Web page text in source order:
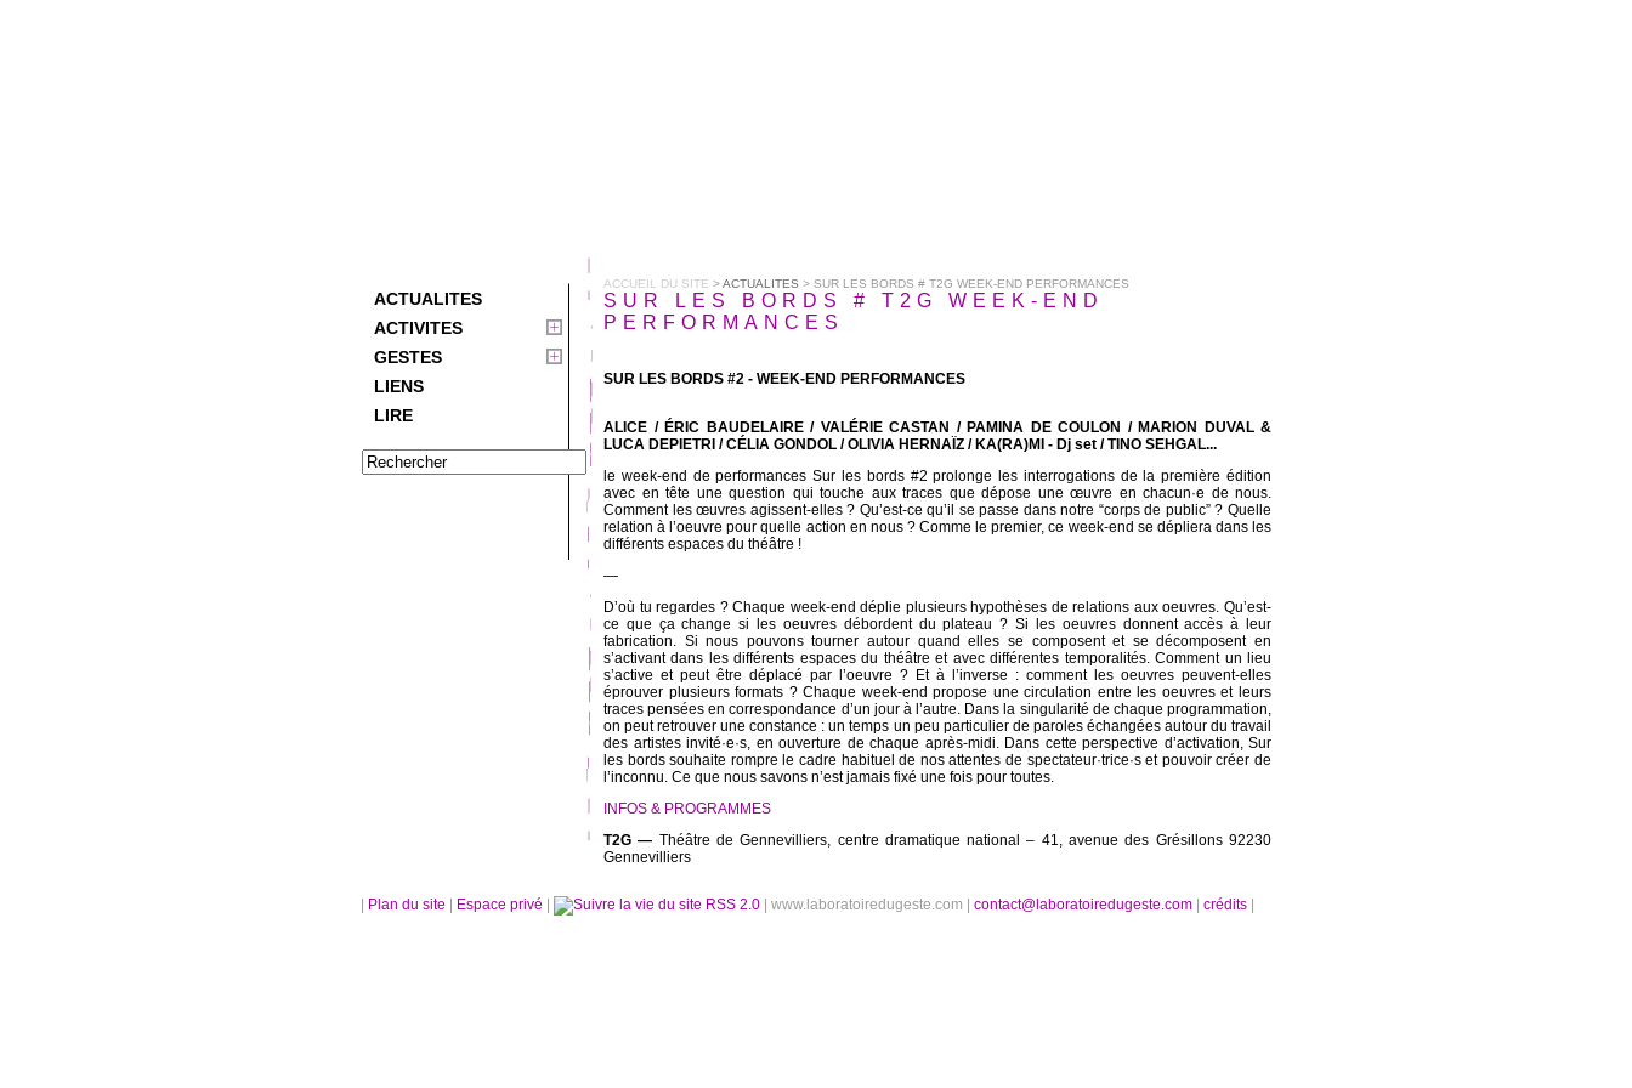
ACTUALITES
ACTIVITES
GESTES
LIENS
LIRE
ACCUEIL DU SITE >ACTUALITES > SUR LES BORDS # T2G WEEK-END PERFORMANCES
SUR LES BORDS # T2G WEEK-END
PERFORMANCES
SUR LES BORDS #2 - WEEK-END PERFORMANCES
ALICE / ÉRIC BAUDELAIRE / VALÉRIE CASTAN / PAMINA DE COULON / MARION DUVAL &
LUCA DEPIETRI / CÉLIA GONDOL / OLIVIA HERNAÏZ / KA(RA)MI - Dj set / TINO SEHGAL...
le week-end de performances Sur les bords #2 prolonge les interrogations de la première édition
avec en tête une question qui touche aux traces que dépose une œuvre en chacun·e de nous.
Comment les œuvres agissent-elles ? Qu’est-ce qu’il se passe dans notre “corps de public” ? Quelle
relation à l’oeuvre pour quelle action en nous ? Comme le premier, ce week-end se dépliera dans les
différents espaces du théâtre !
—
D’où tu regardes ? Chaque week-end déplie plusieurs hypothèses de relations aux oeuvres. Qu’est-
ce que ça change si les oeuvres débordent du plateau ? Si les oeuvres donnent accès à leur
fabrication. Si nous pouvons tourner autour quand elles se composent et se décomposent en
s’activant dans les différents espaces du théâtre et avec différentes temporalités. Comment un lieu
s’active et peut être déplacé par l’oeuvre ? Et à l’inverse : comment les oeuvres peuvent-elles
éprouver plusieurs formats ? Chaque week-end propose une circulation entre les oeuvres et leurs
traces pensées en correspondance d’un jour à l’autre. Dans la singularité de chaque programmation,
on peut retrouver une constance : un temps un peu particulier de paroles échangées autour du travail
des artistes invité·e·s, en ouverture de chaque après-midi. Dans cette perspective d’activation, Sur
les bords souhaite rompre le cadre habituel de nos attentes de spectateur·trice·s et pouvoir créer de
l’inconnu. Ce que nous savons n’est jamais fixé une fois pour toutes.
INFOS & PROGRAMMES
T2G — Théâtre de Gennevilliers, centre dramatique national – 41, avenue des Grésillons 92230
Gennevilliers
Plan du site Espace privé RSS 2.0 | www.laboratoiredugeste.com | contact@laboratoiredugeste.com crédits